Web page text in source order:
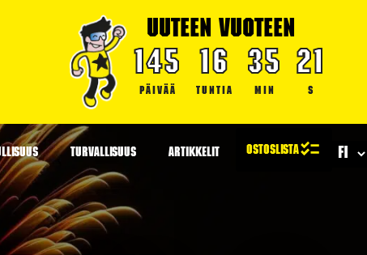
UUTEEN VUOTEEN
145
PÄIVÄÄ
16
TUNTIA
35
MIN
21
S
TURVALLISUUS ARTIKKELIT